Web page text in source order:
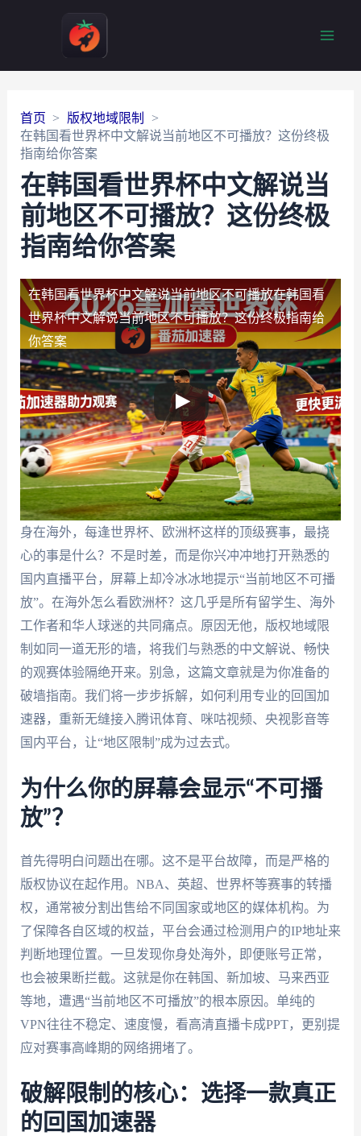
首页
版权地域限制
在韩国看世界杯中文解说当前地区不可播放？这份终极
指南给你答案
在韩国看世界杯中文解说当
前地区不可播放？这份终极
指南给你答案
在韩国看世界杯中文解说当前地区不可播放在韩国看
世界杯中文解说当前地区不可播放？这份终极指南给
你答案
身在海外，每逢世界杯、欧洲杯这样的顶级赛事，最挠
心的事是什么？不是时差，而是你兴冲冲地打开熟悉的
国内直播平台，屏幕上却冷冰冰地提示“当前地区不可播
放”。在海外怎么看欧洲杯？这几乎是所有留学生、海外
工作者和华人球迷的共同痛点。原因无他，版权地域限
制如同一道无形的墙，将我们与熟悉的中文解说、畅快
的观赛体验隔绝开来。别急，这篇文章就是为你准备的
破墙指南。我们将一步步拆解，如何利用专业的回国加
速器，重新无缝接入腾讯体育、咪咕视频、央视影音等
国内平台，让“地区限制”成为过去式。
为什么你的屏幕会显示“不可播
放”？
首先得明白问题出在哪。这不是平台故障，而是严格的
版权协议在起作用。NBA、英超、世界杯等赛事的转播
权，通常被分割出售给不同国家或地区的媒体机构。为
了保障各自区域的权益，平台会通过检测用户的IP地址来
判断地理位置。一旦发现你身处海外，即便账号正常，
也会被果断拦截。这就是你在韩国、新加坡、马来西亚
等地，遭遇“当前地区不可播放”的根本原因。单纯的
VPN往往不稳定、速度慢，看高清直播卡成PPT，更别提
应对赛事高峰期的网络拥堵了。
破解限制的核心：选择一款真正
的回国加速器